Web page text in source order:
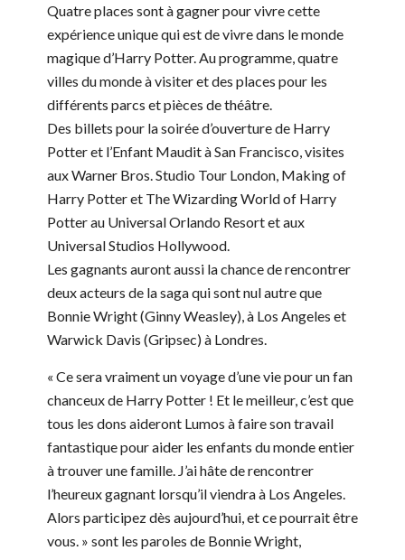
Quatre places sont à gagner pour vivre cette
expérience unique qui est de vivre dans le monde
magique d’Harry Potter. Au programme, quatre
villes du monde à visiter et des places pour les
différents parcs et pièces de théâtre.
Des billets pour la soirée d’ouverture de Harry
Potter et l’Enfant Maudit à San Francisco, visites
aux Warner Bros. Studio Tour London, Making of
Harry Potter et The Wizarding World of Harry
Potter au Universal Orlando Resort et aux
Universal Studios Hollywood.
Les gagnants auront aussi la chance de rencontrer
deux acteurs de la saga qui sont nul autre que
Bonnie Wright (Ginny Weasley), à Los Angeles et
Warwick Davis (Gripsec) à Londres.
« Ce sera vraiment un voyage d’une vie pour un fan
chanceux de Harry Potter ! Et le meilleur, c’est que
tous les dons aideront Lumos à faire son travail
fantastique pour aider les enfants du monde entier
à trouver une famille. J’ai hâte de rencontrer
l’heureux gagnant lorsqu’il viendra à Los Angeles.
Alors participez dès aujourd’hui, et ce pourrait être
vous. » sont les paroles de Bonnie Wright,